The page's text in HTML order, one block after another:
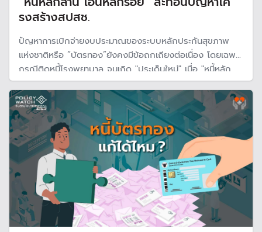
รงสร้างสปสช.
ปัญหาการเบิกจ่ายงบประมาณของระบบหลักประกันสุขภาพ
แห่งชาติหรือ “บัตรทอง”ยังคงมีข้อถกเถียงต่อเนื่อง โดยเฉพาะ
กรณีติดหนี้โรงพยาบาล จนเกิด "ประเด็นใหม่" เมื่อ "หนี้หลัก
ล้าน แต่จ่ายแค่หลักร้อย" สะท้อนหนึ่งในปัญหาบัตรทอง จนเกิด
กระแสเรียกร้องให้ “ปฏิรูป สปสช.”